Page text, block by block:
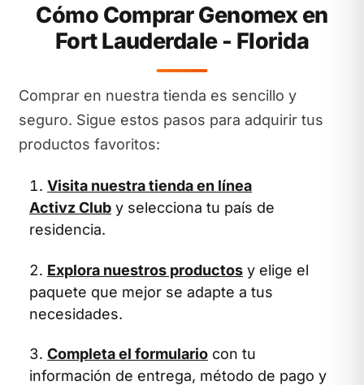
Cómo Comprar Genomex en
Fort Lauderdale - Florida
Comprar en nuestra tienda es sencillo y
seguro. Sigue estos pasos para adquirir tus
productos favoritos:
Visita nuestra tienda en línea
Activz Club y selecciona tu país de
residencia.
Explora nuestros productos y elige el
paquete que mejor se adapte a tus
necesidades.
Completa el formulario con tu
información de entrega, método de pago y